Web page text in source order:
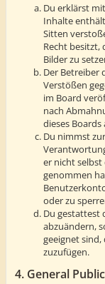
Du erklärst
Inhalte
Sitten
Recht besitzt,
Bilder zu
Der Betreiber
Verstößen
im Board
nach
dieses
Du nimmst
er nicht
genommen
oder zu
Du gestattest
abzuändern,
geeignet
zuzufügen.
4. General